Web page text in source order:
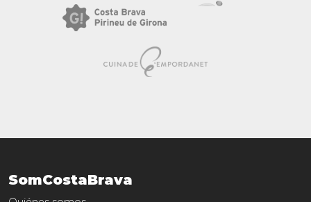
SomCostaBrava